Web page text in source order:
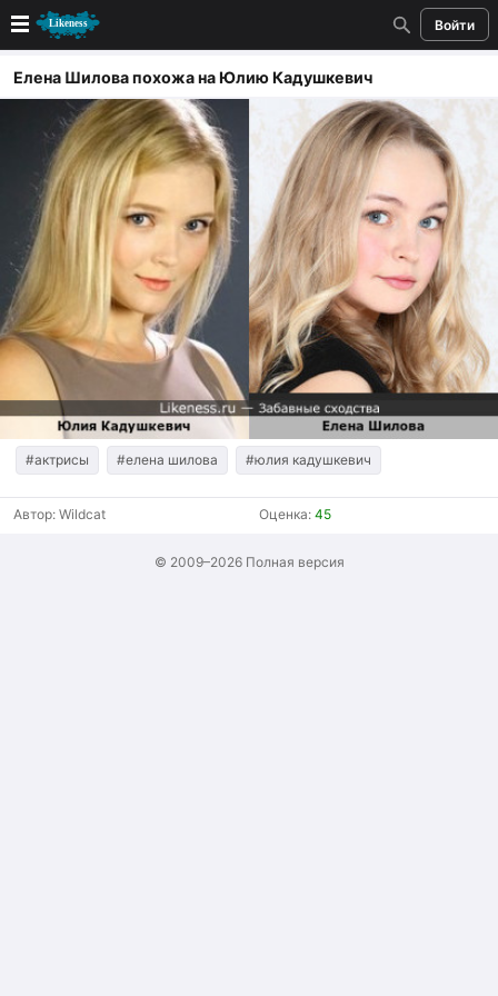
Войти
Новые
Лучшие
Голосование
Кандидаты
Случайное сходство 👍
Создать сходство
Для публикации необходима авторизация
Поиск
Елена Шилова похожа на Юлию Кадушкевич
#актрисы #елена шилова #юлия кадушкевич
Автор: Wildcat Оценка: 45
© 2009–2026 Полная версия